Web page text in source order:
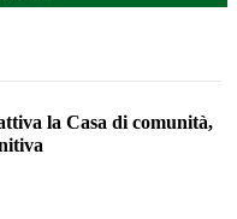
la Casa di comunità,